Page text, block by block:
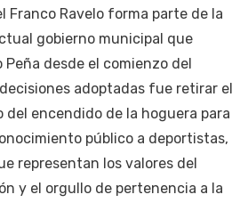
Franco Ravelo forma parte de la
gobierno municipal que
desde el comienzo del
adoptadas fue retirar el
encendido de la hoguera para
público a deportistas,
representan los valores del
y el orgullo de pertenencia a la